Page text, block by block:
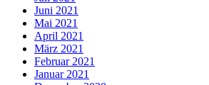
Juni 2021
Mai 2021
April 2021
März 2021
Februar 2021
Januar 2021